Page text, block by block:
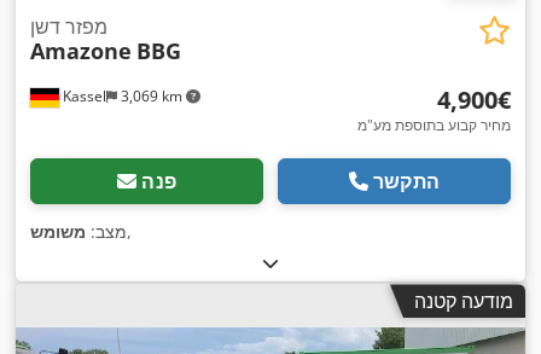
Kassel 3,069 km
מפזר דשן
Amazone BBG
‏4,900 ‏€
מחיר קבוע בתוספת מע"מ
פנה התקשר
מצב: משומש ,
מודעה קטנה